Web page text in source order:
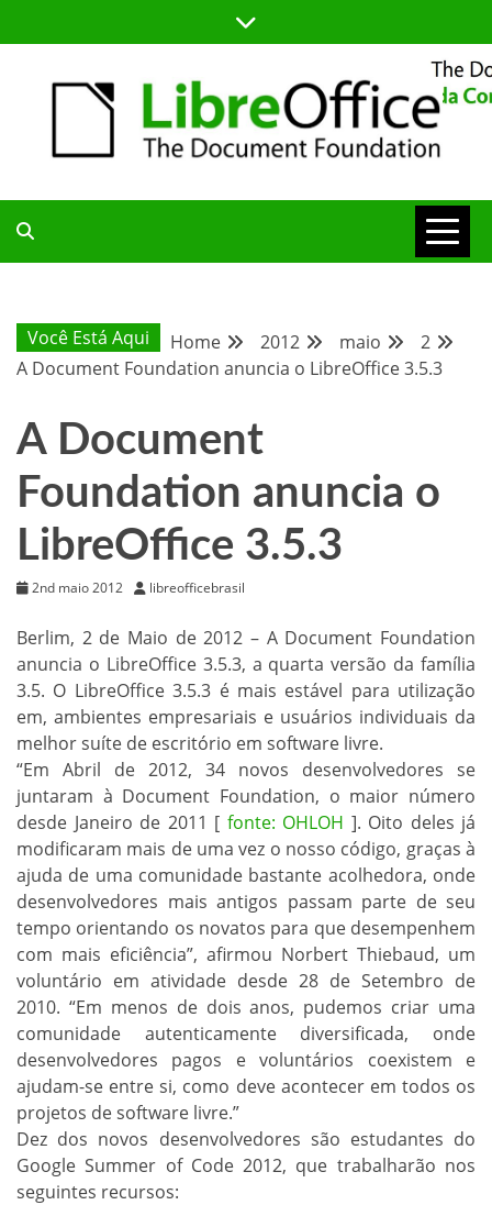
to
BLOG DA
COMUNIDADE
BRASILEIRA
Você Está Aqui Home 2012 maio
2
A Document Foundation anuncia o LibreOffice 3.5.3
A Document
Foundation anuncia o
LibreOffice 3.5.3
2nd maio 2012 libreofficebrasil
Berlim, 2 de Maio de 2012 – A Document Foundation
anuncia o LibreOffice 3.5.3, a quarta versão da família
3.5. O LibreOffice 3.5.3 é mais estável para utilização
em, ambientes empresariais e usuários individuais da
melhor suíte de escritório em software livre.
“Em Abril de 2012, 34 novos desenvolvedores se
juntaram à Document Foundation, o maior número
desde Janeiro de 2011 [ fonte: OHLOH ]. Oito deles já
modificaram mais de uma vez o nosso código, graças à
ajuda de uma comunidade bastante acolhedora, onde
desenvolvedores mais antigos passam parte de seu
tempo orientando os novatos para que desempenhem
com mais eficiência”, afirmou Norbert Thiebaud, um
voluntário em atividade desde 28 de Setembro de
2010. “Em menos de dois anos, pudemos criar uma
comunidade autenticamente diversificada, onde
desenvolvedores pagos e voluntários coexistem e
ajudam-se entre si, como deve acontecer em todos os
projetos de software livre.”
Dez dos novos desenvolvedores são estudantes do
Google Summer of Code 2012, que trabalharão nos
seguintes recursos: